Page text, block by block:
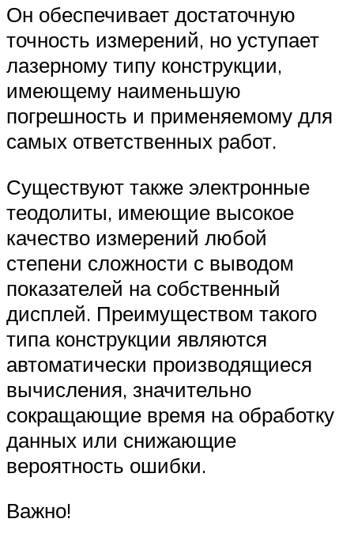
Он обеспечивает достаточную
точность измерений, но уступает
лазерному типу конструкции,
имеющему наименьшую
погрешность и применяемому для
самых ответственных работ.
Существуют также электронные
теодолиты, имеющие высокое
качество измерений любой
степени сложности с выводом
показателей на собственный
дисплей. Преимуществом такого
типа конструкции являются
автоматически производящиеся
вычисления, значительно
сокращающие время на обработку
данных или снижающие
вероятность ошибки.
Важно!